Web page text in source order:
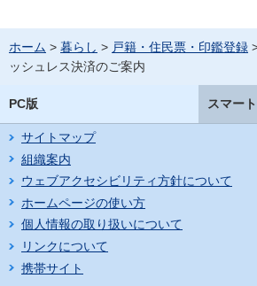
ホーム > 暮らし > 戸籍・住民票・印鑑登録
ッシュレス決済のご案内
PC版 スマー
サイトマップ
組織案内
ウェブアクセシビリティ方針について
ホームページの使い方
個人情報の取り扱いについて
リンクについて
携帯サイト